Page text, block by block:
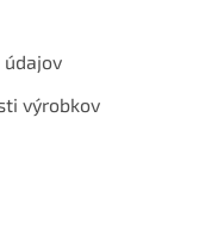
údajov
výrobkov